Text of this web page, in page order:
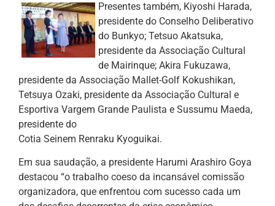
Presentes também, Kiyoshi Harada,
presidente do Conselho Deliberativo
do Bunkyo; Tetsuo Akatsuka,
presidente da Associação Cultural
de Mairinque; Akira Fukuzawa,
presidente da Associação Mallet-Golf Kokushikan,
Tetsuya Ozaki, presidente da Associação Cultural e
Esportiva Vargem Grande Paulista e Sussumu Maeda,
presidente do
Cotia Seinem Renraku Kyoguikai.
Em sua saudação, a presidente Harumi Arashiro Goya
destacou “o trabalho coeso da incansável comissão
organizadora, que enfrentou com sucesso cada um